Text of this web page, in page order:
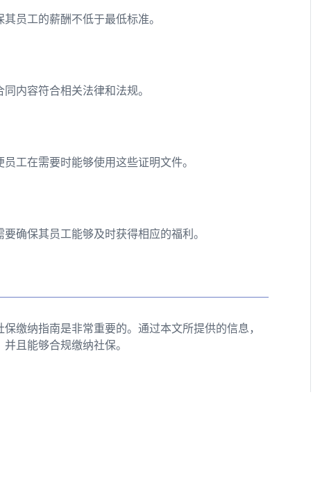
员工的薪酬不低于最低标准。
内容符合相关法律和法规。
工在需要时能够使用这些证明文件。
确保其员工能够及时获得相应的福利。
缴纳指南是非常重要的。通过本文所提供的信息，
且能够合规缴纳社保。